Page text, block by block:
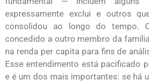
expressamente exclui e outros
consolidou ao longo do tempo.
concedido a outro membro da
na renda per capita para fins de
Esse entendimento está pacificado
e é um dos mais importantes: se há